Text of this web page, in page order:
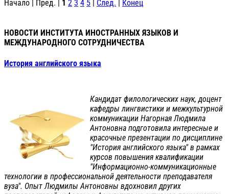
Начало | Пред. | 1 2 3 4 5 | След. | Конец
НОВОСТИ ИНСТИТУТА ИНОСТРАННЫХ ЯЗЫКОВ И
МЕЖДУНАРОДНОГО СОТРУДНИЧЕСТВА
История английского языка
Кандидат филологических наук, доцент
кафедры лингвистики и межкультурной
коммуникации Нагорная Людмила
Антоновна подготовила интересные и
красочные презентации по дисциплине
"История английского языка" в рамках
курсов повышения квалификации
"Информационно-коммуникационные
технологии в профессиональной деятельности преподавателя
вуза". Опыт Людмилы Антоновны вдохновил других